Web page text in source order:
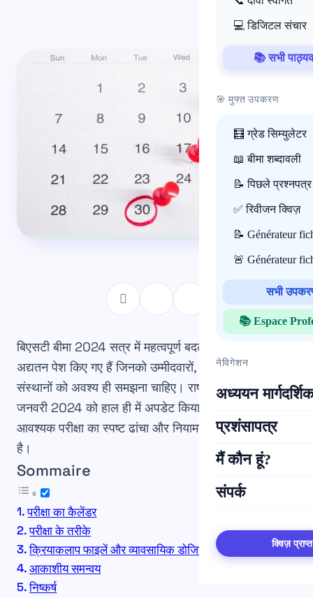
💻 डिजिटल संचार
📚 सभी
🎯 मुफ्त उपकरण
🧮 ग्रेड सिम्युलेटर
📖 बीमा शब्दावली
📝 पिछले प्रश्नपत्र
✅ रिवीजन क्विज़
📝 Générateur
🚨 Générateur
सभी
📚 Espace
नेविगेशन
अध्ययन
प्रशंसापत्र
मैं कौन हूं?
संपर्क
क्विज़
बिएसटी बीमा 2024 सत्र मेंमहत्वपूर्ण बदलाव
अद्यतनपेश किए गए हैं जिनको उम्मीदवारों, शिक्षकों, और प्रशिक्षण
संस्थानों को अवश्य ही समझना चाहिए। राष्ट्रीय सर्कुलर, जो 15
जनवरी 2024 को हाल ही में अपडेट किया गया, इस अत्यंत
आवश्यक परीक्षा का स्पष्ट ढांचा और नियामक सीमा निर्धारण करता
है।
Sommaire
परीक्षा का कैलेंडर
परीक्षा के तरीके
क्रियाकलाप फाइलें और व्यावसायिक डोजियर
आकाशीय समन्वय
निष्कर्ष